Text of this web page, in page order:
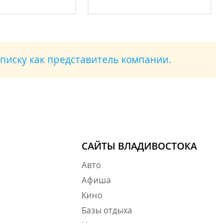
как представитель компании.
САЙТЫ ВЛАДИВОСТОКА
Авто
Афиша
Кино
Базы отдыха